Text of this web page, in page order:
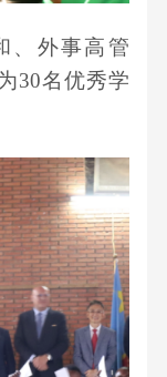
、外事高管
30名优秀学